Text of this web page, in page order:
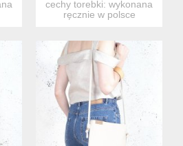
cechy torebki: wykonana
ręcznie w polsce